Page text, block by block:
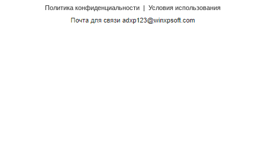
Политика конфиденциальности
| Условия использования